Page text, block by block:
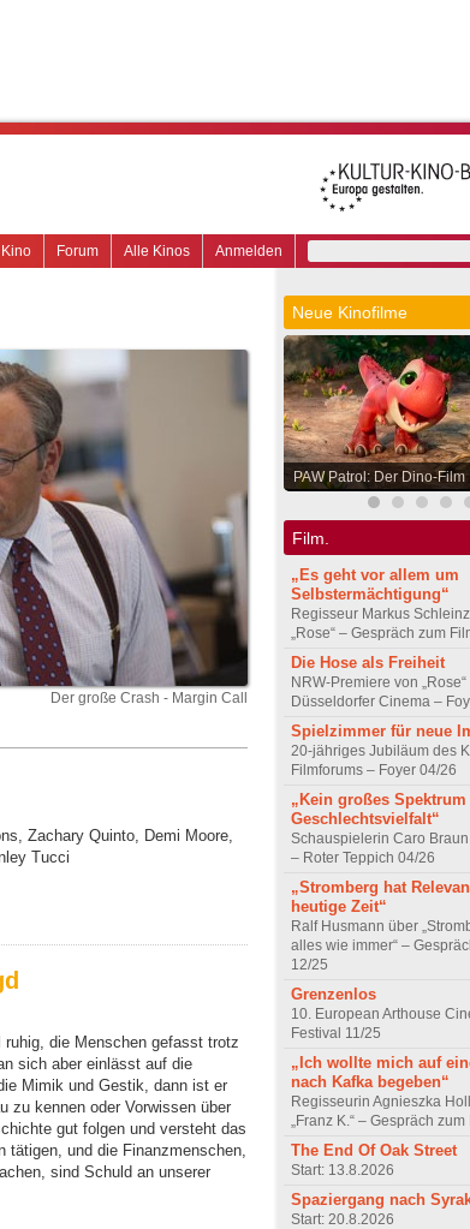
Anmelden
Alle Kinos
Forum
Der große Crash - Margin Call
Zachary Quinto, Demi Moore,
Tucci
die Menschen gefasst trotz
sich aber einlässt auf die
Mimik und Gestik, dann ist er
zu kennen oder Vorwissen über
gut folgen und versteht das
und die Finanzmenschen,
sind Schuld an unserer
Neue Kinofilme
PAW Patrol: Der Dino-Film
Film.
„Es geht vor allem um
Selbstermächtigung“
Regisseur Markus
„Rose“ – Gespräch zum
Die Hose als Freiheit
NRW-Premiere von „Rose“
Düsseldorfer Cinema –
Spielzimmer für neue
20-jähriges Jubiläum des
Filmforums – Foyer 04/26
„Kein großes Spektrum
Geschlechtsvielfalt“
Schauspielerin Caro Braun
– Roter Teppich 04/26
„Stromberg hat
heutige Zeit“
Ralf Husmann über
alles wie immer“ –
12/25
Grenzenlos
10. European Arthouse
Festival 11/25
„Ich wollte mich auf
nach Kafka begeben“
Regisseurin Agnieszka
„Franz K.“ – Gespräch
The End Of Oak Street
Start: 13.8.2026
Spaziergang nach
Start: 20.8.2026